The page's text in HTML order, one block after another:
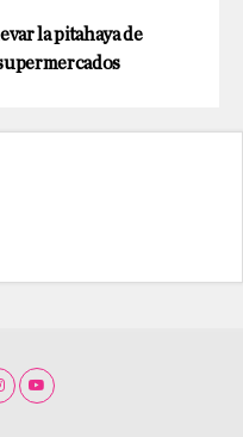
la pitahaya de